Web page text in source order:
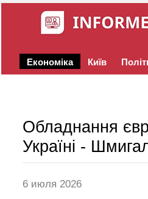
Економіка Київ
Обладнання
Україні -
6 июля 2026